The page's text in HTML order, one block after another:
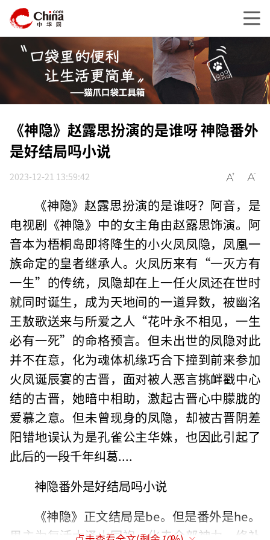
《神隐》赵露思扮演的是谁呀 神隐番外
是好结局吗小说
2023-12-21 13:59:42
《神隐》赵露思扮演的是谁呀？阿音，是
电视剧《神隐》中的女主角由赵露思饰演。阿
音本为梧桐岛即将降生的小火凤凤隐，凤凰一
族命定的皇者继承人。火凤历来有“一灭方有
一生”的传统，凤隐却在上一任火凤还在世时
就同时诞生，成为天地间的一道异数，被幽洺
王敖歌送来与所爱之人“花叶永不相见，一生
必有一死”的命格预言。但未出世的凤隐对此
并不在意，化为魂体机缘巧合下撞到前来参加
火凤诞辰宴的古晋，面对被人恶言挑衅戳中心
结的古晋，她暗中相助，激起古晋心中朦胧的
爱慕之意。但未曾现身的凤隐，却被古晋阴差
阳错地误认为是孔雀公主华姝，也因此引起了
此后的一段千年纠葛....
神隐番外是好结局吗小说
《神隐》正文结局是be。但是番外是he。
男主为复活大泽山同袍，化去全部神力。修补